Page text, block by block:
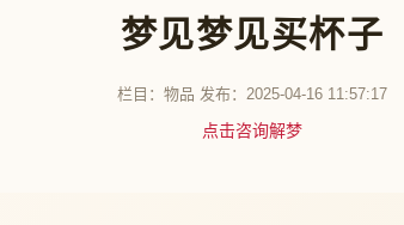
梦见梦见买杯子
栏目： 物品 发布：2025-04-16 11:57:17
点击咨询解梦